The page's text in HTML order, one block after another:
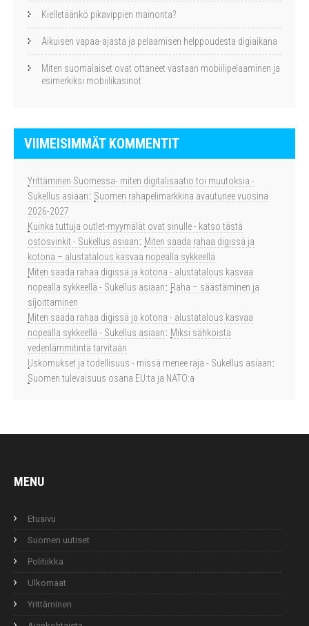
Kielletäänkö pikavippien mainonta?
Aikuisen vapaa-ajasta ja pelaamisen helppoudesta digiaikana
Miten suomalaiset ovat ottaneet vastaan mobiilipelaaminen ja
esimerkiksi mobiilikasinot
VIIMEISIMMÄT KOMMENTIT
Yrittäminen Suomessa- miten digitalisaatio toi muutoksia -
Sukellus asiaan: Suomen rahapelimarkkina avautunee vuosina
2026-2027
Kuinka tuttuja outlet-myymälät ovat sinulle - katso tästä
ostosvinkit - Sukellus asiaan: Miten saada rahaa digissä ja
kotona – alustatalous kasvaa nopealla sykkeellä
Miten saada rahaa digissä ja kotona - alustatalous kasvaa
nopealla sykkeellä - Sukellus asiaan: Raha – säästäminen ja
sijoittaminen
Miten saada rahaa digissä ja kotona - alustatalous kasvaa
nopealla sykkeellä - Sukellus asiaan: Miksi sähköistä
vedenlämmitintä tarvitaan
Uskomukset ja todellisuus - missä menee raja - Sukellus asiaan:
Suomen tulevaisuus osana EU:ta ja NATO:a
MENU
Etusivu
Suomen uutiset
Politiikka
Ulkomaat
Yrittäminen